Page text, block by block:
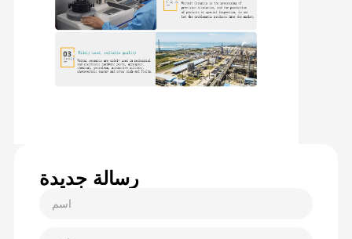
رسالة جديدة